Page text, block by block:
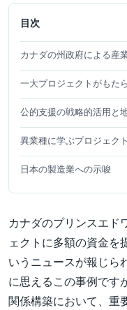
目次
カナダの州政府による産
一大プロジェクトがもた
公的支援の戦略的活用と
異業種に学ぶプロジェク
日本の製造業への示唆
カナダのプリンスエド
ェクトに多額の資金を
いうニュースが報じら
に思えるこの事例です
関係構築において、重